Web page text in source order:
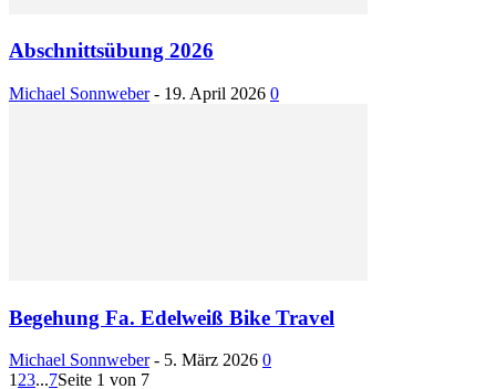
Abschnittsübung 2026
Michael Sonnweber - 19. April 2026 0
Begehung Fa. Edelweiß Bike Travel
Michael Sonnweber - 5. März 2026 0
1 23...7Seite 1 von 7